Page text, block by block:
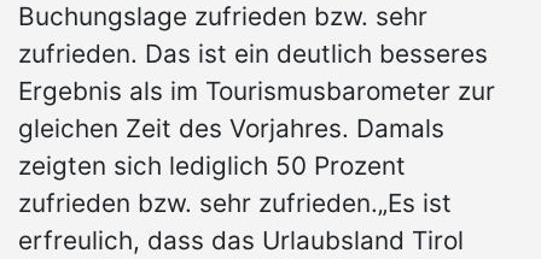
Buchungslage zufrieden bzw. sehr
zufrieden. Das ist ein deutlich besseres
Ergebnis als im Tourismusbarometer zur
gleichen Zeit des Vorjahres. Damals
zeigten sich lediglich 50 Prozent
zufrieden bzw. sehr zufrieden.„Es ist
erfreulich, dass das Urlaubsland Tirol